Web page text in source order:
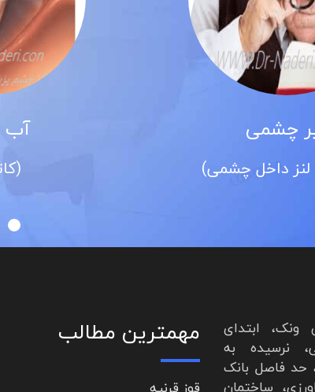
داخل چشمی)
آب
ونک، ابتدای
نرسیده به
حد فاصل بانک
ساختمان
مهمترین مطالب